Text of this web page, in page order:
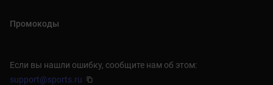
Промокоды
Если вы нашли ошибку, сообщите нам об этом:
support@sports.ru